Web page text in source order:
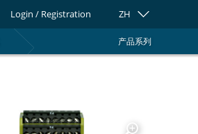
Login / Registration ZH
产品系列